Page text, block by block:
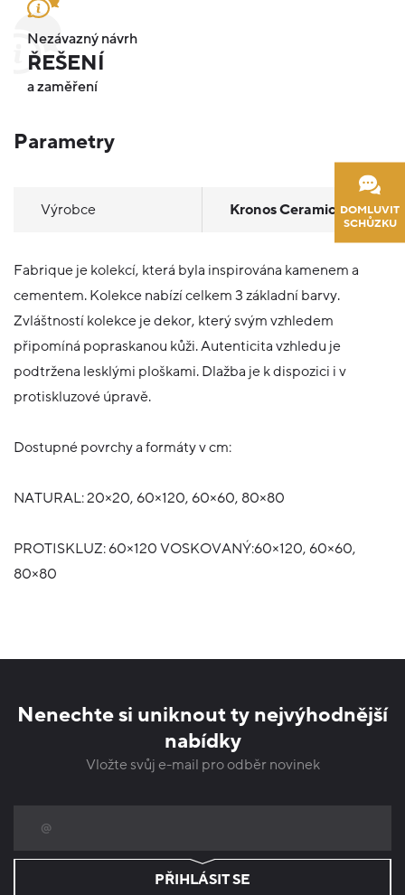
DOMLUVIT
SCHŮZKU
Nezávazný návrh
ŘEŠENÍ
a zaměření
Parametry
Výrobce Kronos Ceramiche
Fabrique je kolekcí, která byla inspirována kamenem a
cementem. Kolekce nabízí celkem 3 základní barvy.
Zvláštností kolekce je dekor, který svým vzhledem
připomíná popraskanou kůži. Autenticita vzhledu je
podtržena lesklými ploškami. Dlažba je k dispozici i v
protiskluzové úpravě.
Dostupné povrchy a formáty v cm:
NATURAL: 20×20, 60×120, 60×60, 80×80
PROTISKLUZ: 60×120 VOSKOVANÝ:60×120, 60×60,
80×80
Nenechte si uniknout ty nejvýhodnější
nabídky
Vložte svůj e-mail pro odběr novinek
PŘIHLÁSIT SE